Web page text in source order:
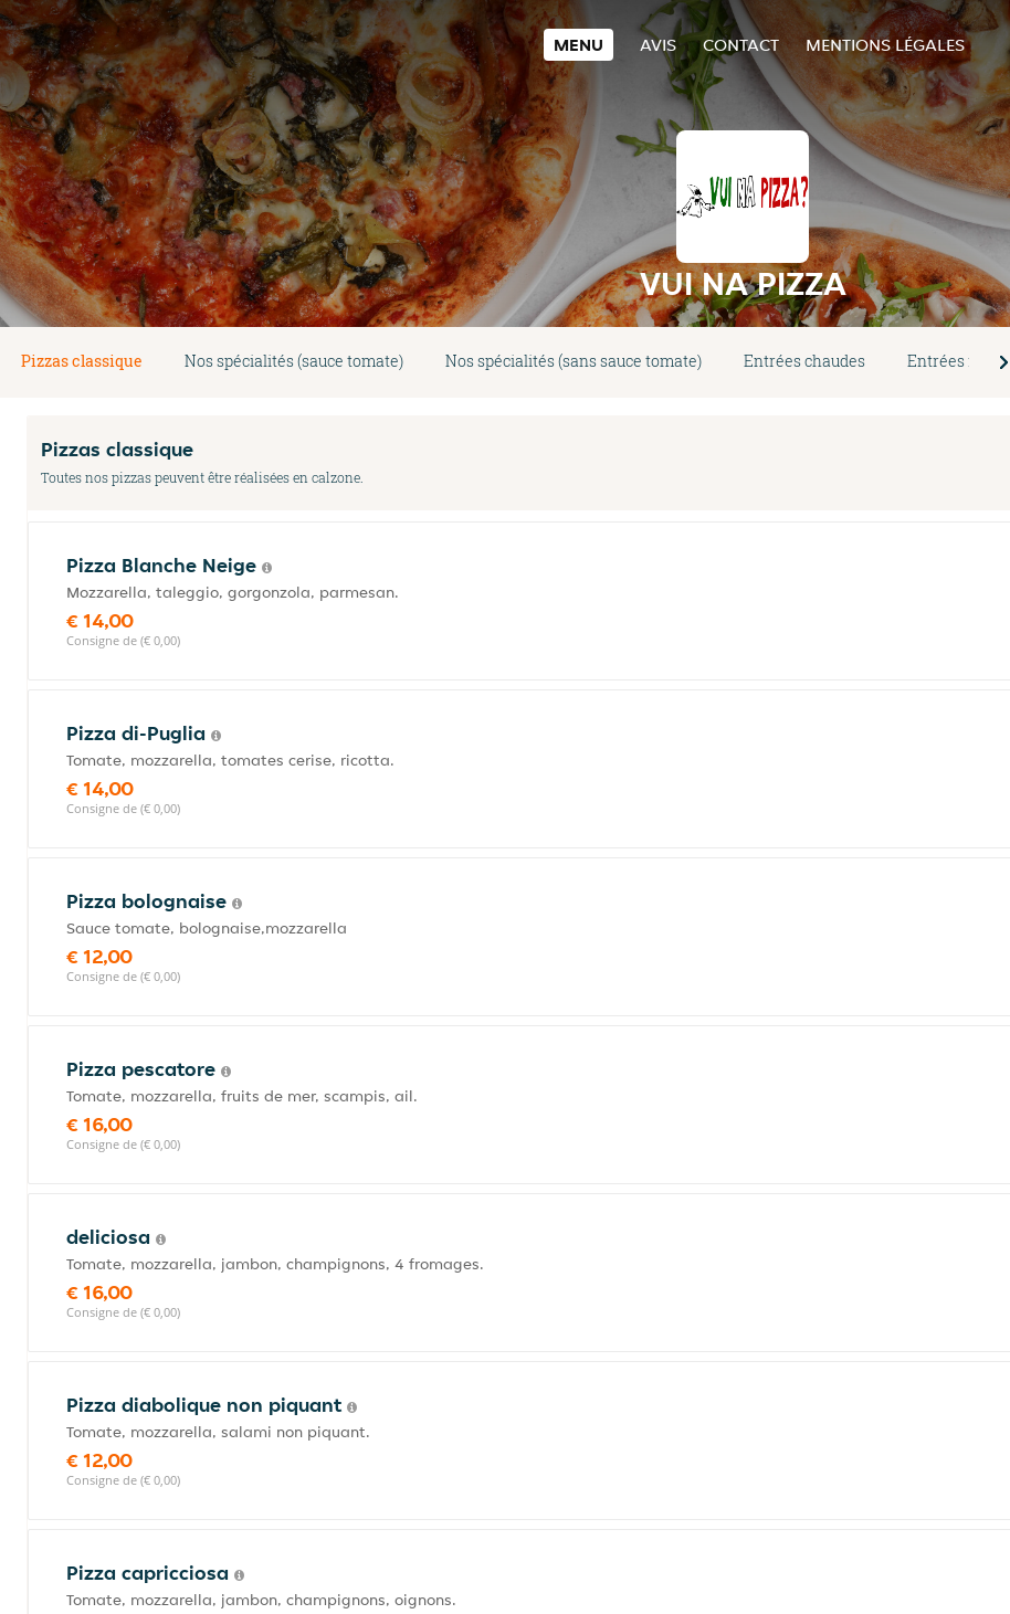
MENU AVIS CONTACT MENTIONS LÉGALES
VUI NA PIZZA
Pizzas classique Nos spécialités (sauce tomate) Nos spécialités (sans sauce tomate) Entrées chaudes Entrées froides
Pizzas classique
Toutes nos pizzas peuvent être réalisées en calzone.
Pizza Blanche Neige
Mozzarella, taleggio, gorgonzola, parmesan.
€ 14,00
Consigne de (€ 0,00)
Pizza di-Puglia
Tomate, mozzarella, tomates cerise, ricotta.
€ 14,00
Consigne de (€ 0,00)
Pizza bolognaise
Sauce tomate, bolognaise,mozzarella
€ 12,00
Consigne de (€ 0,00)
Pizza pescatore
Tomate, mozzarella, fruits de mer, scampis, ail.
€ 16,00
Consigne de (€ 0,00)
deliciosa
Tomate, mozzarella, jambon, champignons, 4 fromages.
€ 16,00
Consigne de (€ 0,00)
Pizza diabolique non piquant
Tomate, mozzarella, salami non piquant.
€ 12,00
Consigne de (€ 0,00)
Pizza capricciosa
Tomate, mozzarella, jambon, champignons, oignons.